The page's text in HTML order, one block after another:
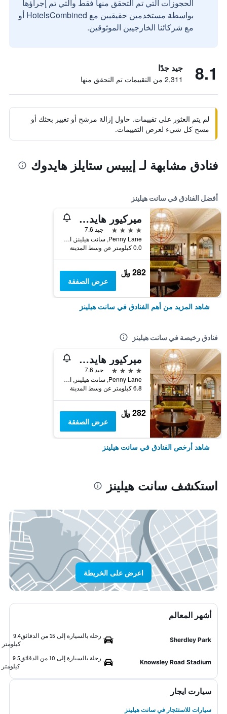
الحجوزات التي تم التحقق منها فقط والتي تم إجراؤها
بواسطة مستخدمين حقيقيين مع HotelsCombined أو
مع شركائنا الخارجيين الموثوقين.
8.1 جيد جدًا
2,311 من التقييمات تم التحقق منها
لم يتم العثور على تقييمات. حاول إزالة مرشح أو تغيير بحثك أو
مسح كل شيء لعرض التقييمات.
فنادق مشابهة لـ إيبيس ستايلز هايدوك
أفضل الفنادق في سانت هيلينز
ميركيور هايدوك هوتل
4 نجوم
جيد 7.6
Penny Lane, سانت هيلينز, المملكة المتحدة
0.0 كيلومتر عن وسط المدينة
282 ﷼
عرض الصفقة
شاهد المزيد من أهم الفنادق في سانت هيلينز
فنادق رخيصة في سانت هيلينز
ميركيور هايدوك هوتل
4 نجوم
جيد 7.6
Penny Lane, سانت هيلينز, المملكة المتحدة
6.8 كيلومتر عن وسط المدينة
282 ﷼
عرض الصفقة
شاهد أرخص الفنادق في سانت هيلينز
استكشف سانت هيلينز
اعرض على الخريطة
أشهر المعالم
Sherdley Park
رحلة بالسيارة إلى 15 من الدقائق
9.4
كيلومتر
Knowsley Road Stadium
رحلة بالسيارة إلى 10 من الدقائق
9.5
كيلومتر
سيارت ايجار
سيارات للاستئجار في سانت هيلينز